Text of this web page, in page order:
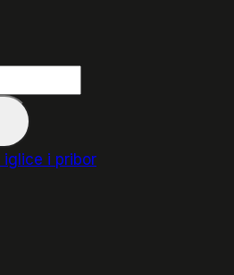
iglice i pribor